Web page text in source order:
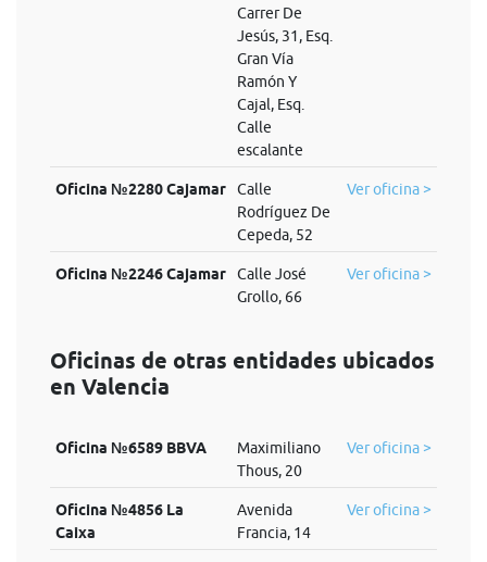
Carrer De
Jesús, 31, Esq.
Gran Vía
Ramón Y
Cajal, Esq.
Calle
escalante
Oficina №2280 Cajamar
Calle
Rodríguez De
Cepeda, 52
Ver oficina >
Oficina №2246 Cajamar
Calle José
Grollo, 66
Ver oficina >
Oficinas de otras entidades ubicados
en Valencia
Oficina №6589 BBVA
Maximiliano
Thous, 20
Ver oficina >
Oficina №4856 La
Caixa
Avenida
Francia, 14
Ver oficina >